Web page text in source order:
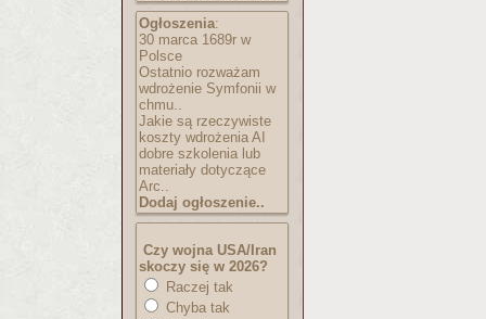
Ogłoszenia:
30 marca 1689r w
Polsce
Ostatnio rozważam
wdrożenie Symfonii w
chmu..
Jakie są rzeczywiste
koszty wdrożenia AI
dobre szkolenia lub
materiały dotyczące
Arc..
Dodaj ogłoszenie..
Czy wojna USA/Iran
skoczy się w 2026?
Raczej tak
Chyba tak